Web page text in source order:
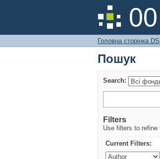
Пошук
Головна сторінка
Пошук
Search:
Filters
Use filters to refine
Current Filters: